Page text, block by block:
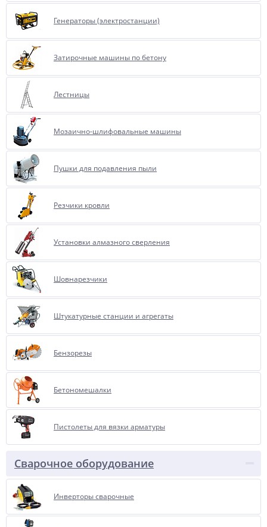
Генераторы (электростанции)
Затирочные машины по бетону
Лестницы
Мозаично-шлифовальные машины
Пушки для подавления пыли
Резчики кровли
Установки алмазного сверления
Шовнарезчики
Штукатурные станции и агрегаты
Бензорезы
Бетономешалки
Пистолеты для вязки арматуры
Сварочное оборудование
Инверторы сварочные